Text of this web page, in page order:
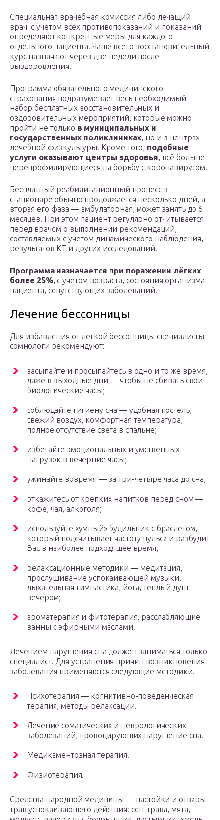
Специальная врачебная комиссия либо лечащий
врач, с учётом всех противопоказаний и показаний
определяют конкретные меры для каждого
отдельного пациента. Чаще всего восстановительный
курс назначают через две недели после
выздоровления.
Программа обязательного медицинского
страхования подразумевает весь необходимый
набор бесплатных восстановительных и
оздоровительных мероприятий, которые можно
пройти не только в муниципальных и
государственных поликлиниках, но и в центрах
лечебной физкультуры. Кроме того, подобные
услуги оказывают центры здоровья, всё больше
перепрофилирующиеся на борьбу с коронавирусом.
Бесплатный реабилитационный процесс в
стационаре обычно продолжается несколько дней, а
вторая его фаза — амбулаторная, может занять до 6
месяцев. При этом пациент регулярно отчитывается
перед врачом о выполнении рекомендаций,
составляемых с учётом динамического наблюдения,
результатов КТ и других исследований.
Программа назначается при поражении лёгких
более 25%, с учётом возраста, состояния организма
пациента, сопутствующих заболеваний.
Лечение бессонницы
Для избавления от легкой бессонницы специалисты
сомнологи рекомендуют:
засыпайте и просыпайтесь в одно и то же время,
даже в выходные дни — чтобы не сбивать свои
биологические часы;
соблюдайте гигиену сна — удобная постель,
свежий воздух, комфортная температура,
полное отсутствие света в спальне;
избегайте эмоциональных и умственных
нагрузок в вечерние часы;
ужинайте вовремя — за три-четыре часа до сна;
откажитесь от крепких напитков перед сном —
кофе, чая, алкоголя;
используйте «умный» будильник с браслетом,
который подсчитывает частоту пульса и разбудит
Вас в наиболее подходящее время;
релаксационные методики — медитация,
прослушивание успокаивающей музыки,
дыхательная гимнастика, йога, теплый душ
вечером;
ароматерапия и фитотерапия, расслабляющие
ванны с эфирными маслами.
Лечением нарушения сна должен заниматься только
специалист. Для устранения причин возникновения
заболевания применяются следующие методики.
Психотерапия — когнитивно-поведенческая
терапия, методы релаксации.
Лечение соматических и неврологических
заболеваний, провоцирующих нарушение сна.
Медикаментозная терапия.
Физиотерапия.
Средства народной медицины — настойки и отвары
трав успокаивающего действия: сон-трава, мята,